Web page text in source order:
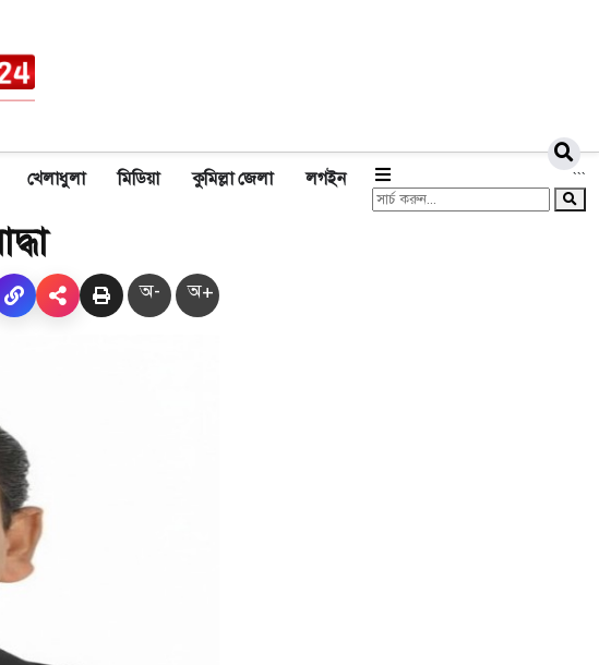
```
খেলাধুলা মিডিয়া কুমিল্লা জেলা লগইন
অ- অ+